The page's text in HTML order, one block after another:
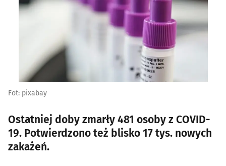
Fot: pixabay
Ostatniej doby zmarły 481 osoby z COVID-
19. Potwierdzono też blisko 17 tys. nowych
zakażeń.